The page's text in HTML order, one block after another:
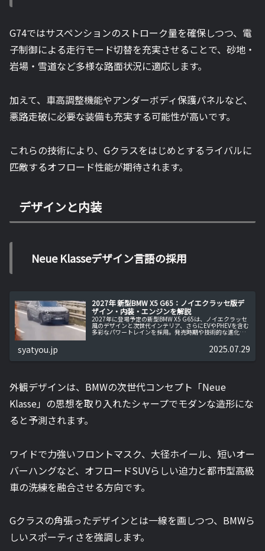
G74ではサスペンションのストローク量を確保しつつ、電
子制御による走行モード切替を充実させることで、砂地・
岩場・雪道など多様な路面状況に適応します。
加えて、車高調整機能やアンダーボディ保護パネルなど、
悪路走破に必要な装備も充実する可能性が高いです。
これらの技術により、Gクラスをはじめとするライバルに
匹敵するオフロード性能が期待されます。
デザインと内装
Neue Klasseデザイン言語の採用
2027年 新型BMW X5 G65：ノイエクラッセ版デ
ザイン・内装・エンジンを解説
2027年に登場予定の新型BMW X5 G65は、ノイエクラッセ
風のデザインと次世代インテリア、さらにEVやPHEVを含む
多彩なパワートレインを採用。発売時期や技術的な進化ポ
syatyou.jp 2025.07.29
外観デザインは、BMWの次世代コンセプト「Neue
Klasse」の思想を取り入れたシャープでモダンな造形にな
ると予測されます。
ワイドで力強いフロントマスク、大径ホイール、短いオー
バーハングなど、オフロードSUVらしい迫力と都市型高級
車の洗練を融合させる方向です。
Gクラスの角張ったデザインとは一線を画しつつ、BMWら
しいスポーティさを強調します。